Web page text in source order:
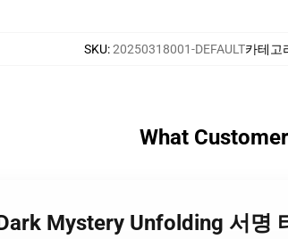
SKU:20250318001-DEFAULT카테고
What
Mystery Unfolding 서명